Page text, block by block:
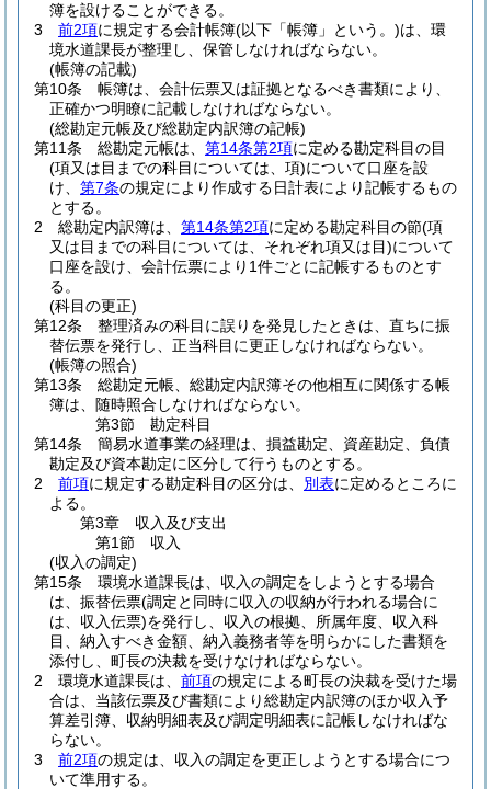
簿を設けることができる。
3
前2項に規定する会計帳簿(以下「帳簿」という。)は、環
境水道課長が整理し、保管しなければならない。
(帳簿の記載)
第10条
帳簿は、会計伝票又は証拠となるべき書類により、
正確かつ明瞭に記載しなければならない。
(総勘定元帳及び総勘定内訳簿の記帳)
第11条
総勘定元帳は、 第14条第2項に定める勘定科目の目
(項又は目までの科目については、項)について口座を設
け、 第7条の規定により作成する日計表により記帳するもの
とする。
2
総勘定内訳簿は、 第14条第2項に定める勘定科目の節(項
又は目までの科目については、それぞれ項又は目)について
口座を設け、会計伝票により1件ごとに記帳するものとす
る。
(科目の更正)
第12条
整理済みの科目に誤りを発見したときは、直ちに振
替伝票を発行し、正当科目に更正しなければならない。
(帳簿の照合)
第13条
総勘定元帳、総勘定内訳簿その他相互に関係する帳
簿は、随時照合しなければならない。
第3節
勘定科目
第14条
簡易水道事業の経理は、損益勘定、資産勘定、負債
勘定及び資本勘定に区分して行うものとする。
2
前項に規定する勘定科目の区分は、 別表に定めるところに
よる。
第3章
収入及び支出
第1節
収入
(収入の調定)
第15条
環境水道課長は、収入の調定をしようとする場合
は、振替伝票(調定と同時に収入の収納が行われる場合に
は、収入伝票)を発行し、収入の根拠、所属年度、収入科
目、納入すべき金額、納入義務者等を明らかにした書類を
添付し、町長の決裁を受けなければならない。
2
環境水道課長は、 前項の規定による町長の決裁を受けた場
合は、当該伝票及び書類により総勘定内訳簿のほか収入予
算差引簿、収納明細表及び調定明細表に記帳しなければな
らない。
3
前2項の規定は、収入の調定を更正しようとする場合につ
いて準用する。